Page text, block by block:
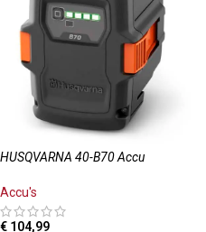
HUSQVARNA 40-B70 Accu
Accu's
€ 104,99